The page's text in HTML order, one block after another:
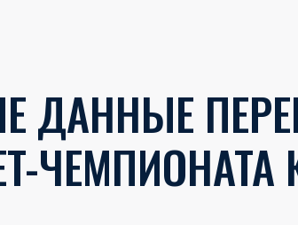
ДАННЫЕ